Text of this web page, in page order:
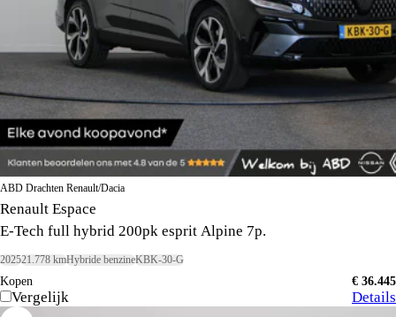
ABD Drachten Renault/Dacia
Renault Espace
E-Tech full hybrid 200pk esprit Alpine 7p.
202521.778 kmHybride benzineKBK-30-G
Kopen € 36.445
Vergelijk Details